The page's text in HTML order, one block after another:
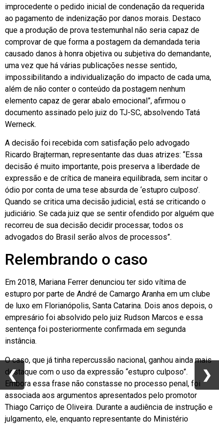
improcedente o pedido inicial de condenação da requerida
ao pagamento de indenização por danos morais. Destaco
que a produção de prova testemunhal não seria capaz de
comprovar de que forma a postagem da demandada teria
causado danos à honra objetiva ou subjetiva do demandante,
uma vez que há várias publicações nesse sentido,
impossibilitando a individualização do impacto de cada uma,
além de não conter o conteúdo da postagem nenhum
elemento capaz de gerar abalo emocional”, afirmou o
documento assinado pelo juiz do TJ-SC, absolvendo Tatá
Werneck.
A decisão foi recebida com satisfação pelo advogado
Ricardo Brajterman, representante das duas atrizes: “Essa
decisão é muito importante, pois preserva a liberdade de
expressão e de crítica de maneira equilibrada, sem incitar o
ódio por conta de uma tese absurda de ‘estupro culposo’.
Quando se critica uma decisão judicial, está se criticando o
judiciário. Se cada juiz que se sentir ofendido por alguém que
recorreu de sua decisão decidir processar, todos os
advogados do Brasil serão alvos de processos”.
Relembrando o caso
Em 2018, Mariana Ferrer denunciou ter sido vítima de
estupro por parte de André de Camargo Aranha em um clube
de luxo em Florianópolis, Santa Catarina. Dois anos depois, o
empresário foi absolvido pelo juiz Rudson Marcos e essa
sentença foi posteriormente confirmada em segunda
instância.
O caso, que já tinha repercussão nacional, ganhou ainda mais
destaque com o uso da expressão “estupro culposo”.
Embora essa frase não constasse no processo penal, foi
associada aos argumentos apresentados pelo promotor
Thiago Carriço de Oliveira. Durante a audiência de instrução e
julgamento, ele, enquanto representante do Ministério
❮ ❯
❮ ❯